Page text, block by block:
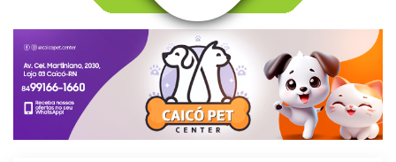
v
g
t
i
o
n